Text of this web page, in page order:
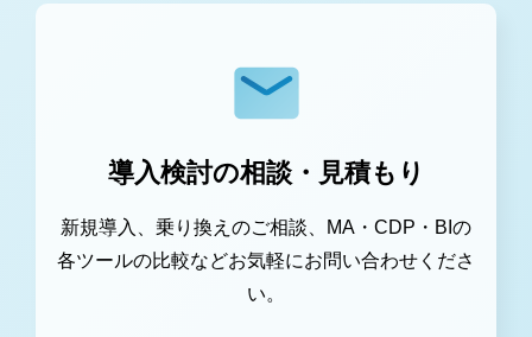
導入検討の相談・見積もり
新規導入、乗り換えのご相談、MA・CDP・BIの
各ツールの比較などお気軽にお問い合わせくださ
い。